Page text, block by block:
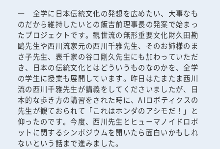
― 全学に日本伝統文化の発想を広めたい、大事なも
のだから維持したいとの飯吉前理事長の発案で始まっ
たプロジェクトです。観世流の無形重要文化財久田勘
鷗先生や西川流家元の西川千雅先生、そのお姉様のま
さ子先生、表千家の谷口剛久先生にも加わっていただ
き、日本の伝統文化とはどういうものなのかを、全学
の学生に授業も展開しています。昨日はたまたま西川
流の西川千雅先生が講義をしてくださいましたが、日
本的な歩き方の講習をされた時に、AIロボティクスの
先生が観ておられて「これはホンダのアシモだ！」と
仰ったのです。今度、西川先生とヒューマノイドロボ
ットに関するシンポジウムを開いたら面白いかもしれ
ないという話まで進みました。